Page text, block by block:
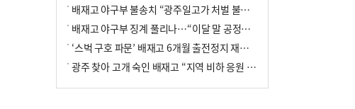
배재고 야구부 불송치 “광주일고가 처벌 불원 의사 표해”
배재고 야구부 징계 풀리나…“이달 말 공정위서 재심의”
‘스벅 구호 파문’ 배재고 6개월 출전정지 재심 신청키로
광주 찾아 고개 숙인 배재고 “지역 비하 응원 잘못”(종합)